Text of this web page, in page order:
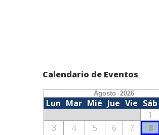
Calendario de Eventos
Agosto 2026
Lun Mar Mié Jue Vie Sáb
1
3
4 5 6 7 8